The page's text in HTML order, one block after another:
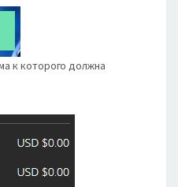
к которого должна